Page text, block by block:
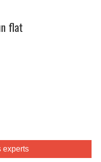
flat
experts